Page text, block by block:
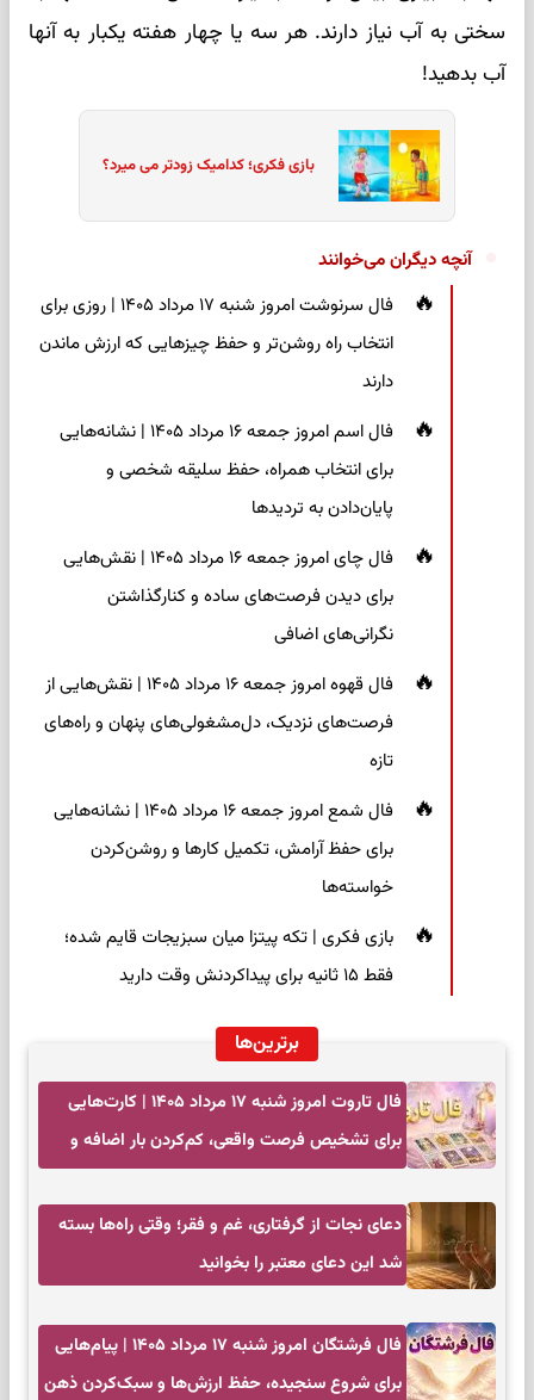
سختی به آب نیاز دارند. هر سه یا چهار هفته یکبار به آنها
آب بدهید!
بازی فکری؛ کدامیک زودتر می میرد؟
آنچه دیگران می‌خوانند
فال سرنوشت امروز شنبه ۱۷ مرداد ۱۴۰۵ | روزی برای
انتخاب راه روشن‌تر و حفظ چیزهایی که ارزش ماندن
دارند
فال اسم امروز جمعه ۱۶ مرداد ۱۴۰۵ | نشانه‌هایی
برای انتخاب همراه، حفظ سلیقه شخصی و
پایان‌دادن به تردیدها
فال چای امروز جمعه ۱۶ مرداد ۱۴۰۵ | نقش‌هایی
برای دیدن فرصت‌های ساده و کنارگذاشتن
نگرانی‌های اضافی
فال قهوه امروز جمعه ۱۶ مرداد ۱۴۰۵ | نقش‌هایی از
فرصت‌های نزدیک، دل‌مشغولی‌های پنهان و راه‌های
تازه
فال شمع امروز جمعه ۱۶ مرداد ۱۴۰۵ | نشانه‌هایی
برای حفظ آرامش، تکمیل کارها و روشن‌کردن
خواسته‌ها
بازی فکری | تکه پیتزا میان سبزیجات قایم شده؛
فقط ۱۵ ثانیه برای پیداکردنش وقت دارید
برترین‌ها
فال تاروت امروز شنبه ۱۷ مرداد ۱۴۰۵ | کارت‌هایی
برای تشخیص فرصت واقعی، کم‌کردن بار اضافه و
دعای نجات از گرفتاری، غم و فقر؛ وقتی راه‌ها بسته
شد این دعای معتبر را بخوانید
فال فرشتگان امروز شنبه ۱۷ مرداد ۱۴۰۵ | پیام‌هایی
برای شروع سنجیده، حفظ ارزش‌ها و سبک‌کردن ذهن